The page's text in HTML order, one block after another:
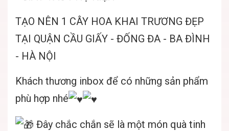
TẠO NÊN 1 CÂY HOA KHAI TRƯƠNG ĐẸP
TẠI QUẬN CẦU GIẤY - ĐỐNG ĐA - BA ĐÌNH
- HÀ NỘI
Khách thương inbox để có những sản phẩm
phù hợp nhé
Đây chắc chắn sẽ là một món quà tinh